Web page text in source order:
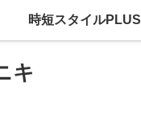
キ
時短スタイルPLUS